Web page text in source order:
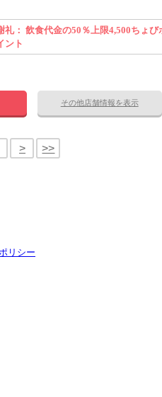
礼： 飲食代金の50％上限4,500ちょび
ント
その他店舗情報を表示
> >>
リシー